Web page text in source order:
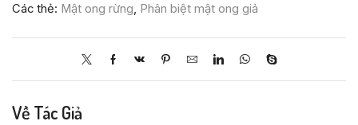
Các thẻ: Mật ong rừng, Phân biệt mật ong giả
Về Tác Giả